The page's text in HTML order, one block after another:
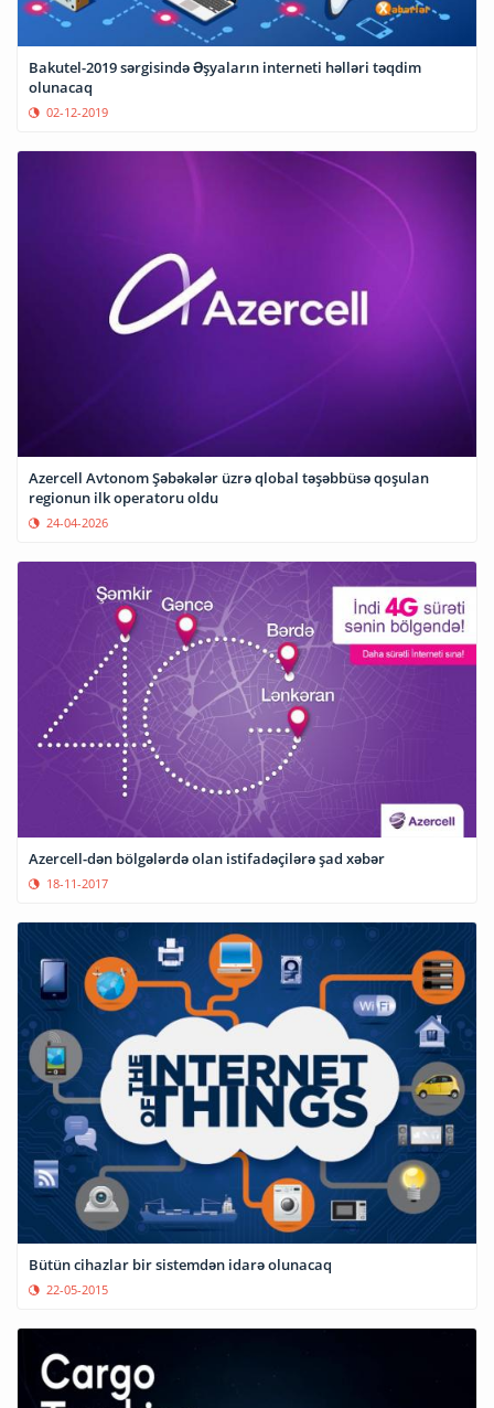
Bakutel-2019 sərgisində Əşyaların interneti həlləri təqdim
olunacaq
02-12-2019
Azercell Avtonom Şəbəkələr üzrə qlobal təşəbbüsə qoşulan
regionun ilk operatoru oldu
24-04-2026
Azercell-dən bölgələrdə olan istifadəçilərə şad xəbər
18-11-2017
Bütün cihazlar bir sistemdən idarə olunacaq
22-05-2015